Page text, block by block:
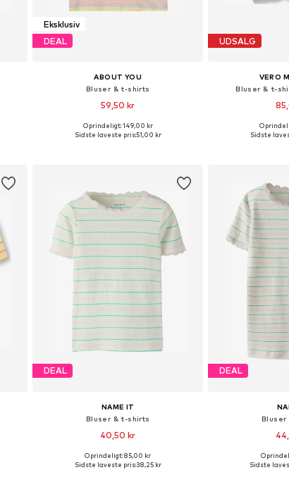
Eksklusiv
DEAL
ABOUT YOU
Bluser & t-shirts
59,50 kr
Tilgængelige størrelser: 98-104, 110-116
Oprindeligt: 149,00 kr
Sidste laveste pris:51,00 kr
UDSALG
VERO
Bluser & t-
Tilgængelige
Sidste
DEAL
NAME IT
Bluser & t-shirts
40,50 kr
Oprindeligt: 85,00 kr
Sidste laveste pris:38,25 kr
DEAL
Bluser
Tilgængelige
Sidste